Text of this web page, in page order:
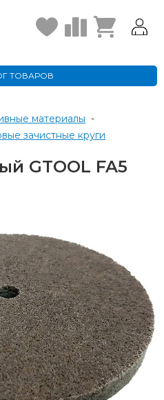
ТОВАРОВ
материалы -
зачистные круги
GTOOL FA5